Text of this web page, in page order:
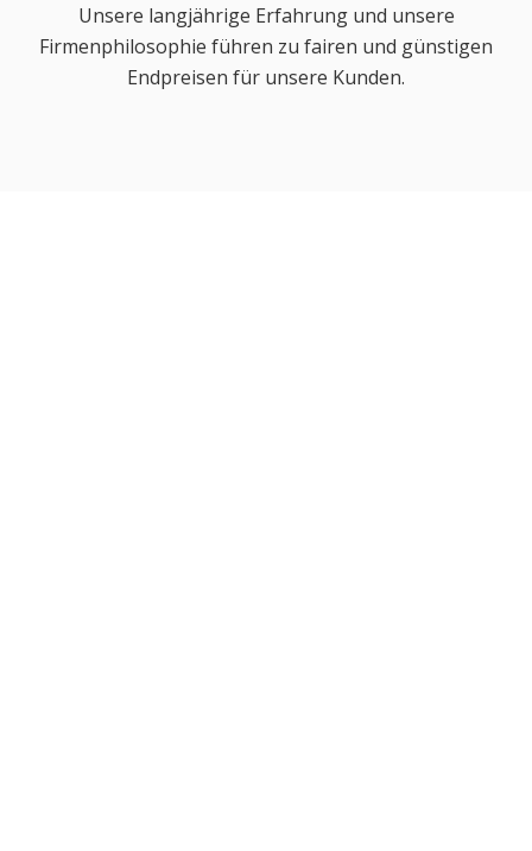
Unsere langjährige Erfahrung und unsere
Firmenphilosophie führen zu fairen und günstigen
Endpreisen für unsere Kunden.